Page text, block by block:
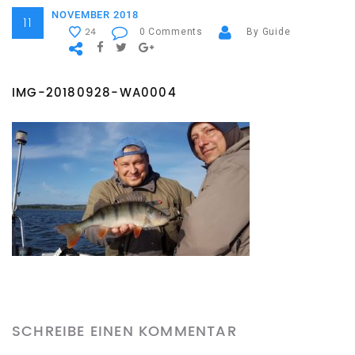
11 NOVEMBER 2018
24 0 Comments By Guide
IMG-20180928-WA0004
SCHREIBE EINEN KOMMENTAR